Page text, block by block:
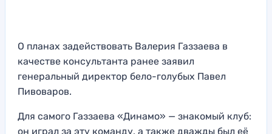
О планах задействовать Валерия Газзаева в
качестве консультанта ранее заявил
генеральный директор бело-голубых Павел
Пивоваров.
Для самого Газзаева «Динамо» — знакомый клуб:
он играл за эту команду, а также дважды был её